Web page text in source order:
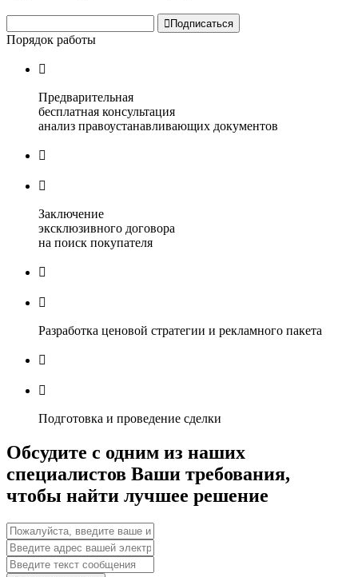
 Подписаться
Порядок работы

Предварительная
бесплатная консультация
анализ правоустанавливающих документов


Заключение
эксклюзивного договора
на поиск покупателя


Разработка ценовой стратегии и рекламного пакета


Подготовка и проведение сделки
Обсудите с одним из наших
специалистов Ваши требования,
чтобы найти лучшее решение